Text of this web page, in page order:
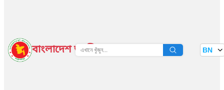
বাংলাদেশ জাতীয় তথ্য বাতায়ন BN